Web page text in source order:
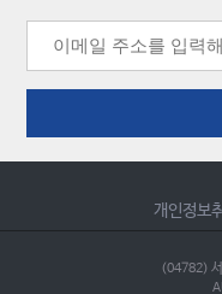
개인정보
(04782)